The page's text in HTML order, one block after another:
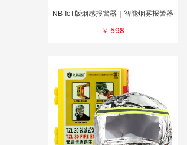
NB-IoT版烟感报警器｜智能烟雾报警器
￥ 598